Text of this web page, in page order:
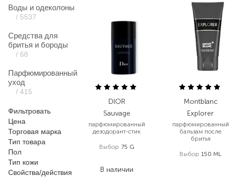
Воды и одеколоны
/ 5537
Средства для
бритья и бороды
/ 68
Парфюмированный
уход
/ 415
Фильтровать
Цена
Торговая марка
Тип товара
Пол
Тип кожи
Свойства/действия
DIOR
Sauvage
парфюмированный
дезодорант-стик
Выбор 75 G
В наличии
Montblanc
Explorer
парфюмированный
бальзам после
бритья
Выбор 150 ML